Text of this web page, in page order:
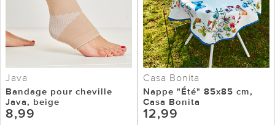
Java
Bandage pour cheville
Java, beige
8,99
Casa Bonita
Nappe "Été" 85x85 cm,
Casa Bonita
12,99